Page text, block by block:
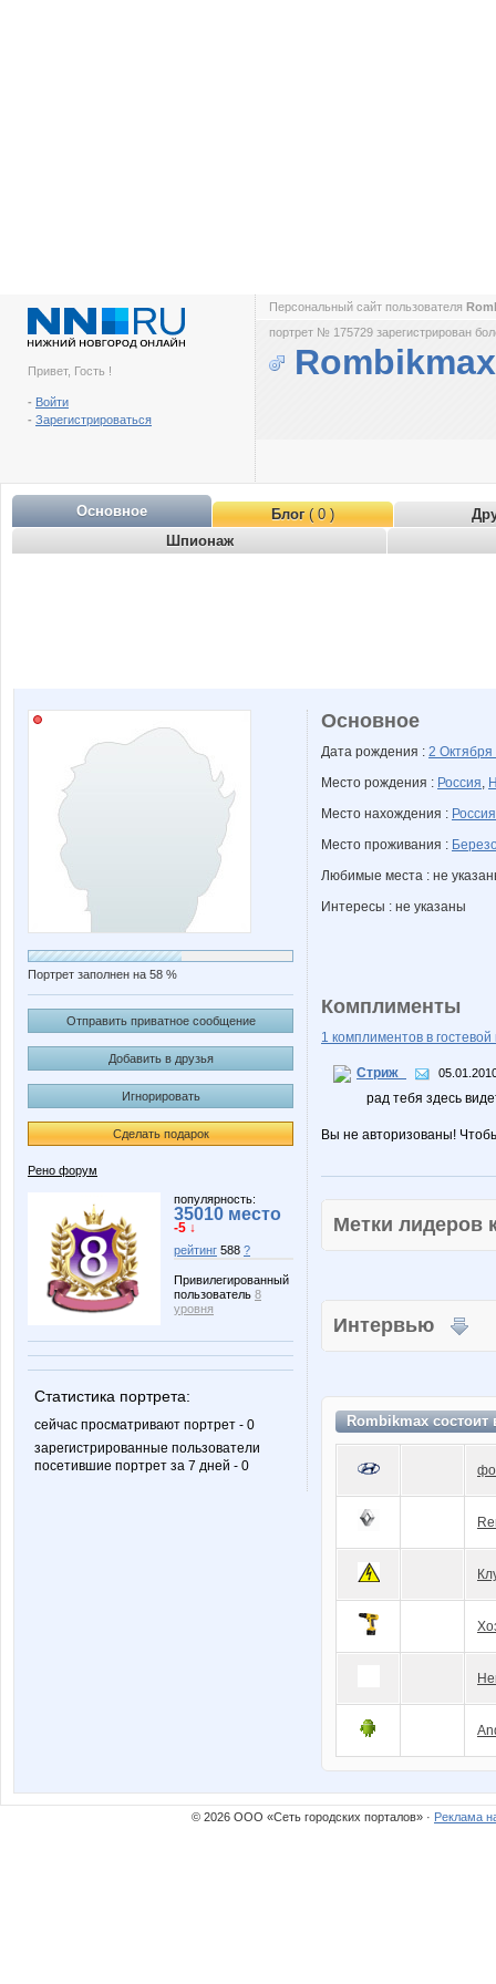
Привет, Гость !
- Войти
- Зарегистрироваться
Персональный сайт пользователя
портрет № 175729 зарегистрирован
Rombikmax
Основное Блог( 0 )
Шпионаж
Портрет заполнен на 58 %
Отправить приватное сообщение
Добавить в друзья
Игнорировать
Сделать подарок
Рено форум
популярность:
35010 место
-5 ↓
рейтинг 588 ?
Привилегированный
пользователь 8
уровня
Статистика портрета:
сейчас просматривают портрет - 0
зарегистрированные пользователи
посетившие портрет за 7 дней - 0
Основное
Дата рождения : 2 Октября
Место рождения : Россия,
Место нахождения : Россия
Место проживания :
Любимые места : не
Интересы : не указаны
Комплименты
1 комплиментов в гостевой
Стриж_
рад тебя здесь
Вы не авторизованы!
Метки
Интервью
Rombikmax состоит
© 2026 ООО «Сеть городских порталов» · Реклама